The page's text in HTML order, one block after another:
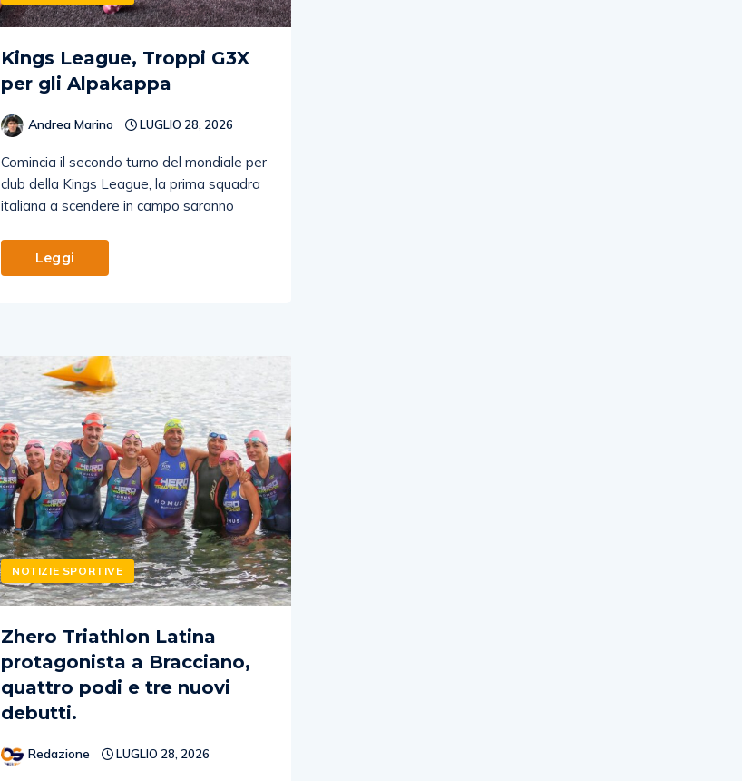
Kings League, Troppi G3X
per gli Alpakappa
Andrea Marino LUGLIO 28, 2026
Comincia il secondo turno del mondiale per
club della Kings League, la prima squadra
italiana a scendere in campo saranno
Leggi
NOTIZIE SPORTIVE
Zhero Triathlon Latina
protagonista a Bracciano,
quattro podi e tre nuovi
debutti.
Redazione LUGLIO 28, 2026